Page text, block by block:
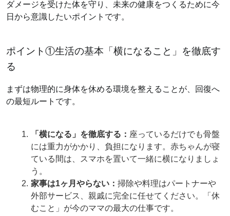
ダメージを受けた体を守り、未来の健康をつくるために今
日から意識したいポイントです。
ポイント①生活の基本「横になること」を徹底す
る
まずは物理的に身体を休める環境を整えることが、回復へ
の最短ルートです。
「横になる」を徹底する： 座っているだけでも骨盤
には重力がかかり、負担になります。赤ちゃんが寝
ている間は、スマホを置いて一緒に横になりましょ
う。
家事は1ヶ月やらない： 掃除や料理はパートナーや
外部サービス、親戚に完全に任せてください。「休
むこと」が今のママの最大の仕事です。